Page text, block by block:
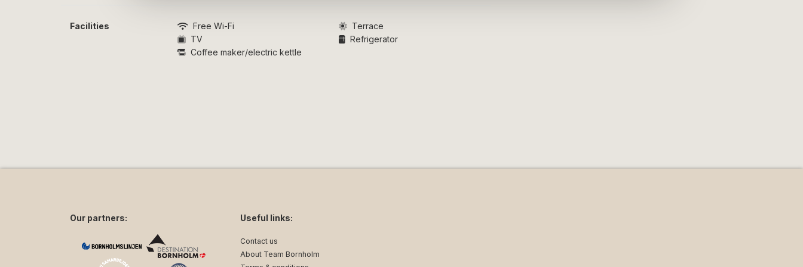
Facilities Free Wi-Fi
Terrace
TV
Refrigerator
Coffee maker/electric kettle
Our partners: Useful links:
Contact us
About Team Bornholm